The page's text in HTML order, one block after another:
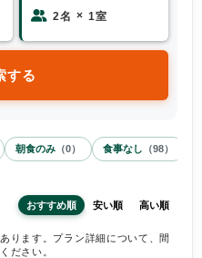
2名 × 1室
する
朝食のみ （0） 食事なし （98）
おすすめ順 安い順 高い順
ります。プラン詳細について、間
ださい。